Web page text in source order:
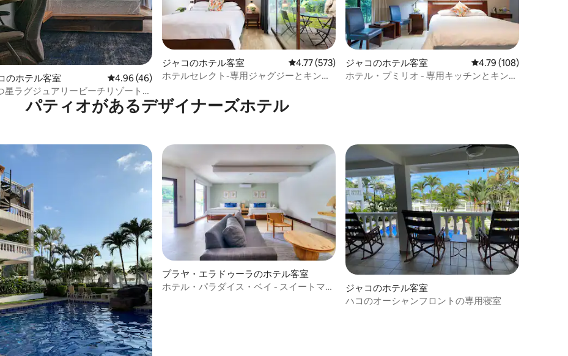
星中4.92つ星の平均評価
のホテル客室 レビュー46件、5つ星中4.96つ星の平均評価
4.96 (46)
ラグジュアリービーチリゾート
OK #4
ジャコのホテル客室 レビュー573件、5つ星中4.77つ星の平均評価
4.77 (573)
ホテルセレクト-専用ジャグジーとキング
ジャコのホテル客室 レビュー108件、5つ
4.79 (108)
ホテル・プミリオ - 専用キッチンとキング
パティオがあるデ⁠ザ⁠イ⁠ナ⁠ー⁠ズホ⁠テ⁠ル
星中4.4つ星の平均評価
プラヤ・エラドゥーラのホテル客室
ホテル・パラダイス・ベイ - スイートマス
ジャコのホテル客室
ハコのオーシャンフロントの専用寝室